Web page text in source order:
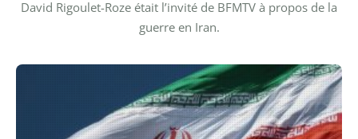
David Rigoulet-Roze était l’invité de BFMTV à propos de la
guerre en Iran.